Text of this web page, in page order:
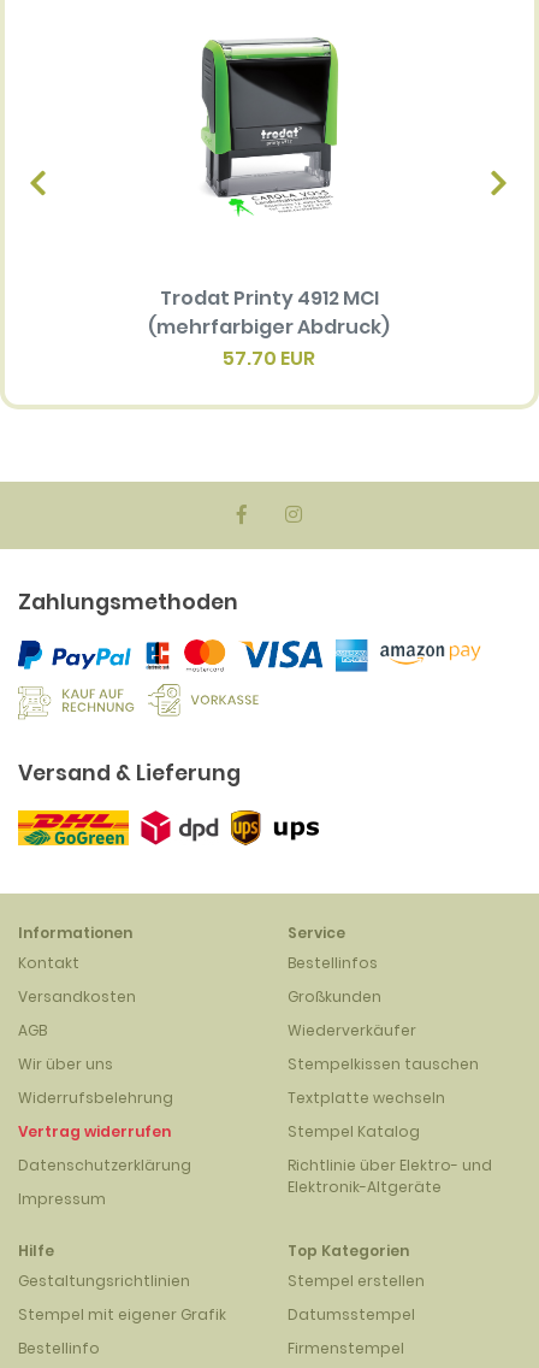
Trodat Printy 4912 MCI
(mehrfarbiger Abdruck)
57.70 EUR
Zahlungsmethoden
Versand & Lieferung
Informationen
Kontakt
Versandkosten
AGB
Wir über uns
Widerrufsbelehrung
Vertrag widerrufen
Datenschutzerklärung
Impressum
Service
Bestellinfos
Großkunden
Wiederverkäufer
Stempelkissen tauschen
Textplatte wechseln
Stempel Katalog
Richtlinie über Elektro- und
Elektronik-Altgeräte
Hilfe
Gestaltungsrichtlinien
Stempel mit eigener Grafik
Bestellinfo
Top Kategorien
Stempel erstellen
Datumsstempel
Firmenstempel